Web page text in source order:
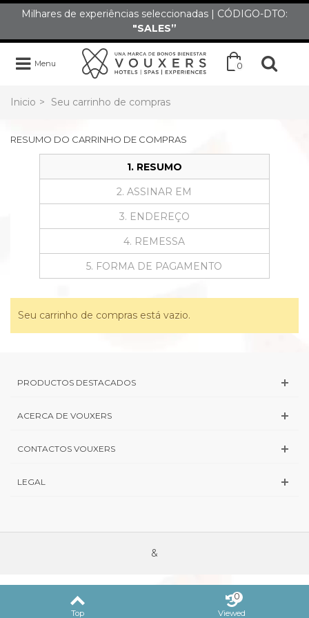
Milhares de experiências seleccionadas | CÓDIGO-DTO:
"SALES”
Menu 0
Inicio > Seu carrinho de compras
RESUMO DO CARRINHO DE COMPRAS
1. RESUMO
2. ASSINAR EM
3. ENDEREÇO
4. REMESSA
5. FORMA DE PAGAMENTO
Seu carrinho de compras está vazio.
PRODUCTOS DESTACADOS
ACERCA DE VOUXERS
CONTACTOS VOUXERS
LEGAL
&
Top Viewed
0